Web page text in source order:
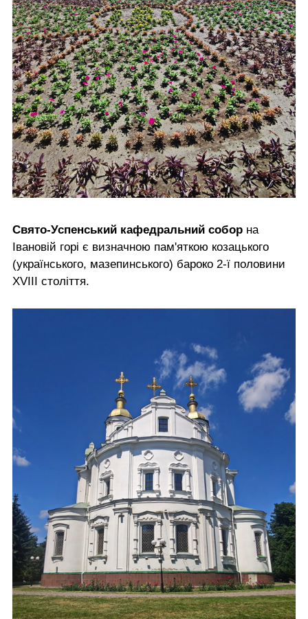
Свято-Успенський кафедральний собор на
Івановій горі є визначною пам'яткою козацького
(українського, мазепинського) бароко 2-ї половини
XVIII століття.